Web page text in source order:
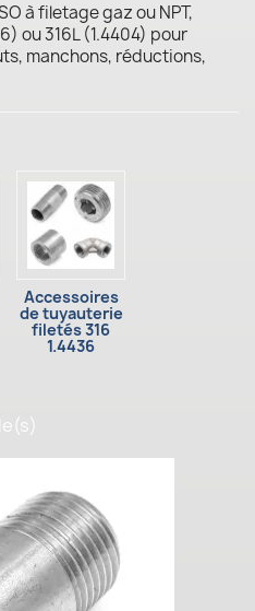
à filetage gaz ou NPT,
ou 316L (1.4404) pour
manchons, réductions,
Accessoires
de tuyauterie
filetés 316
1.4436